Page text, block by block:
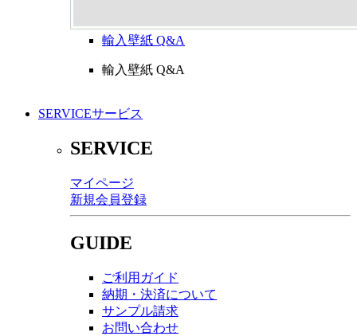
輸入壁紙 Q&A
輸入壁紙 Q&A
SERVICEサービス
SERVICE
マイページ
新規会員登録
GUIDE
ご利用ガイド
納期・決済について
サンプル請求
お問い合わせ